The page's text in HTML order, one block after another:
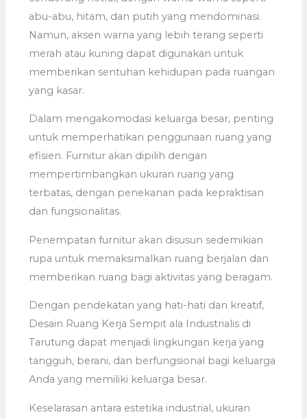
abu-abu, hitam, dan putih yang mendominasi.
Namun, aksen warna yang lebih terang seperti
merah atau kuning dapat digunakan untuk
memberikan sentuhan kehidupan pada ruangan
yang kasar.
Dalam mengakomodasi keluarga besar, penting
untuk memperhatikan penggunaan ruang yang
efisien. Furnitur akan dipilih dengan
mempertimbangkan ukuran ruang yang
terbatas, dengan penekanan pada kepraktisan
dan fungsionalitas.
Penempatan furnitur akan disusun sedemikian
rupa untuk memaksimalkan ruang berjalan dan
memberikan ruang bagi aktivitas yang beragam.
Dengan pendekatan yang hati-hati dan kreatif,
Desain Ruang Kerja Sempit ala Industrialis di
Tarutung dapat menjadi lingkungan kerja yang
tangguh, berani, dan berfungsional bagi keluarga
Anda yang memiliki keluarga besar.
Keselarasan antara estetika industrial, ukuran